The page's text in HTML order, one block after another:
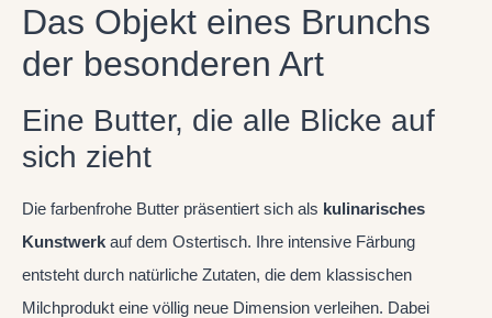
Das Objekt eines Brunchs
der besonderen Art
Eine Butter, die alle Blicke auf
sich zieht
Die farbenfrohe Butter präsentiert sich als kulinarisches
Kunstwerk auf dem Ostertisch. Ihre intensive Färbung
entsteht durch natürliche Zutaten, die dem klassischen
Milchprodukt eine völlig neue Dimension verleihen. Dabei